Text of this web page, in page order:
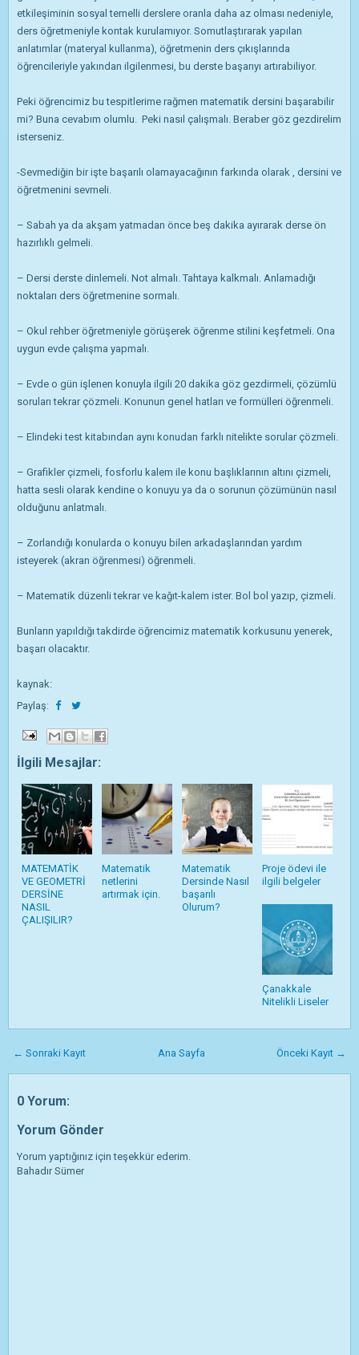
etkileşiminin sosyal temelli derslere oranla daha az olması nedeniyle,
ders öğretmeniyle kontak kurulamıyor. Somutlaştırarak yapılan
anlatımlar (materyal kullanma), öğretmenin ders çıkışlarında
öğrencileriyle yakından ilgilenmesi, bu derste başarıyı artırabiliyor.
Peki öğrencimiz bu tespitlerime rağmen matematik dersini başarabilir
mi? Buna cevabım olumlu. Peki nasıl çalışmalı. Beraber göz gezdirelim
isterseniz.
-Sevmediğin bir işte başarılı olamayacağının farkında olarak , dersini ve
öğretmenini sevmeli.
– Sabah ya da akşam yatmadan önce beş dakika ayırarak derse ön
hazırlıklı gelmeli.
– Dersi derste dinlemeli. Not almalı. Tahtaya kalkmalı. Anlamadığı
noktaları ders öğretmenine sormalı.
– Okul rehber öğretmeniyle görüşerek öğrenme stilini keşfetmeli. Ona
uygun evde çalışma yapmalı.
– Evde o gün işlenen konuyla ilgili 20 dakika göz gezdirmeli, çözümlü
soruları tekrar çözmeli. Konunun genel hatları ve formülleri öğrenmeli.
– Elindeki test kitabından aynı konudan farklı nitelikte sorular çözmeli.
– Grafikler çizmeli, fosforlu kalem ile konu başlıklarının altını çizmeli,
hatta sesli olarak kendine o konuyu ya da o sorunun çözümünün nasıl
olduğunu anlatmalı.
– Zorlandığı konularda o konuyu bilen arkadaşlarından yardım
isteyerek (akran öğrenmesi) öğrenmeli.
– Matematik düzenli tekrar ve kağıt-kalem ister. Bol bol yazıp, çizmeli.
Bunların yapıldığı takdirde öğrencimiz matematik korkusunu yenerek,
başarı olacaktır.
kaynak:
Paylaş:
İlgili Mesajlar:
MATEMATİK
VE GEOMETRİ
DERSİNE
NASIL
ÇALIŞILIR?
Matematik
netlerini
artırmak için.
Matematik
Dersinde Nasıl
başarılı
Olurum?
Proje ödevi ile
ilgili belgeler
Çanakkale
Nitelikli Liseler
← Sonraki Kayıt Önceki Kayıt →
Ana Sayfa
0 Yorum:
Yorum Gönder
Yorum yaptığınız için teşekkür ederim.
Bahadır Sümer